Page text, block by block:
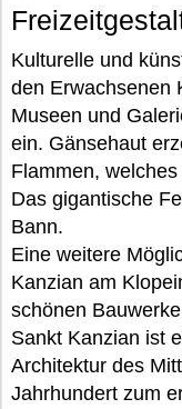
Kulturelle und
den Erwachsenen
Museen und
ein. Gänsehaut
Flammen,
Das gigantische
Bann.
Eine weitere
Kanzian am
schönen
Sankt Kanzian ist
Architektur des
Jahrhundert zum